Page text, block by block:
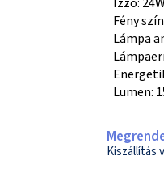
Fény
Lámpa
Lumen: